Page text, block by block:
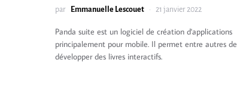
par Emmanuelle Lescouet 21 janvier 2022
Panda suite est un logiciel de création d'applications
principalement pour mobile. Il permet entre autres de
développer des livres interactifs.